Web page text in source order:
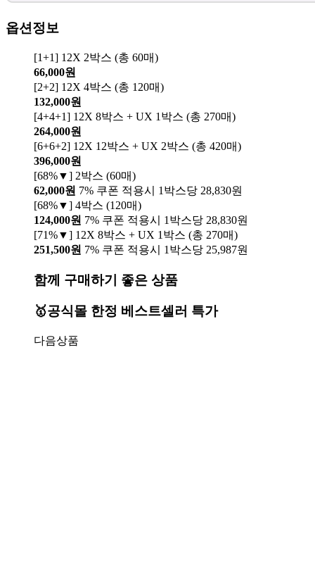
옵션정보
[1+1] 12X 2박스 (총 60매)
66,000원
[2+2] 12X 4박스 (총 120매)
132,000원
[4+4+1] 12X 8박스 + UX 1박스 (총 270매)
264,000원
[6+6+2] 12X 12박스 + UX 2박스 (총 420매)
396,000원
[68%▼] 2박스 (60매)
62,000원 7% 쿠폰 적용시 1박스당 28,830원
[68%▼] 4박스 (120매)
124,000원 7% 쿠폰 적용시 1박스당 28,830원
[71%▼] 12X 8박스 + UX 1박스 (총 270매)
251,500원 7% 쿠폰 적용시 1박스당 25,987원
함께 구매하기 좋은 상품
🥇공식몰 한정 베스트셀러 특가
다음상품